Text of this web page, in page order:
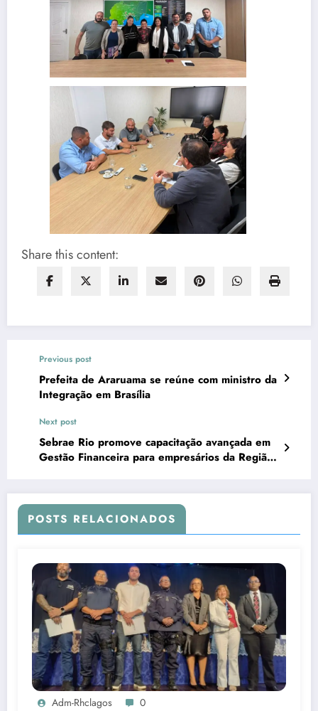
Share this content:
Previous post
Prefeita de Araruama se reúne com ministro da
Integração em Brasília
Next post
Sebrae Rio promove capacitação avançada em
Gestão Financeira para empresários da Região
POSTS RELACIONADOS
Adm-Rhclagos 0